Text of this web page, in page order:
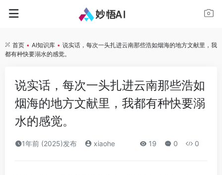
首页 • AI知识库 • 说实话，每次一头扎进云南那些浩如烟海的地方文献里，我
都有种快要溺水的感觉。
说实话，每次一头扎进云南那些浩如
烟海的地方文献里，我都有种快要溺
水的感觉。
1年前 (2025)发布 xiaohe 19 0 0